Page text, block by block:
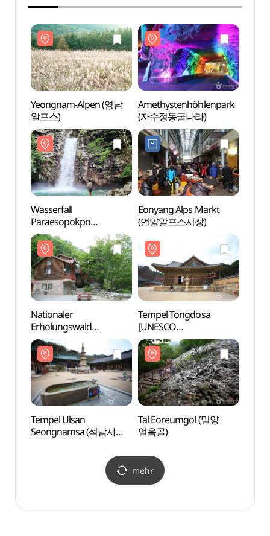
Yeongnam-Alpen (영남
알프스)
Amethystenhöhlenpark
(자수정동굴나라)
Wasserfall
Paraesopokpo
(파래소폭포)
Eonyang Alps Markt
(언양알프스시장)
Nationaler
Erholungswald
Sinbulsan (국립
신불산폭포자연휴양림)
Tempel Tongdosa
[UNESCO
Weltkulturerbe] (통도사
[유네스코 세계문화유산])
Tempel Ulsan
Seongnamsa (석남사
Tal Eoreumgol (밀양
얼음골)
mehr